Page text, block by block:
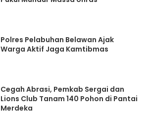
Polres Pelabuhan Belawan Ajak
Warga Aktif Jaga Kamtibmas
Cegah Abrasi, Pemkab Sergai dan
Lions Club Tanam 140 Pohon di Pantai
Merdeka